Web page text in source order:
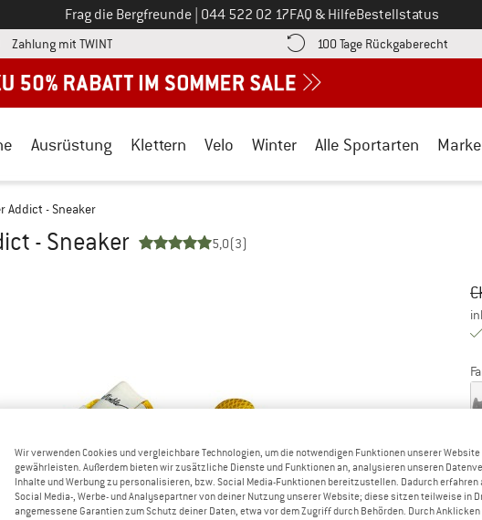
Frag die Bergfreunde Ruf uns an unter
044 522 02 17FAQ & HilfeBestellstatus
Zahlung mit TWINTFinde die Zahlungs-Infos hier! Öffnet sich in einer Infobox
100 Tage Rückgaberecht
Ausrüstung Klettern Velo Winter Alle Sportarten
Addict - Sneaker
- Sneaker 5,0(3)
Wir verwenden Cookies und vergleichbare Technologien, um die notwendigen Funktionen unserer Website
gewährleisten. Außerdem bieten wir zusätzliche Dienste und Funktionen an, analysieren unseren
Inhalte und Werbung zu personalisieren, bzw. Social Media-Funktionen bereitzustellen. Dadurch erfahren
Social Media-, Werbe- und Analysepartner von deiner Nutzung unserer Website; diese sitzen teilweise in
angemessene Garantien zum Schutz deiner Daten, etwa vor dem Zugriff durch Behörden. Durch Anklicken